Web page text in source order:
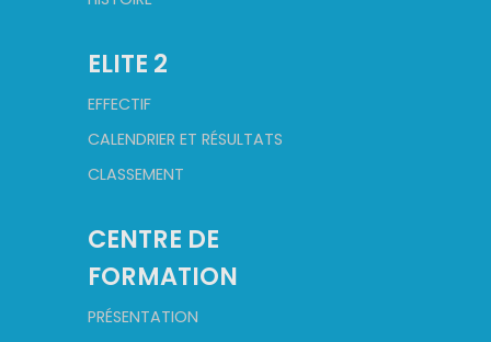
ELITE 2
EFFECTIF
CALENDRIER ET RÉSULTATS
CLASSEMENT
CENTRE DE
FORMATION
PRÉSENTATION